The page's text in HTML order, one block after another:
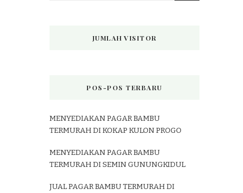
JUMLAH VISITOR
POS-POS TERBARU
MENYEDIAKAN PAGAR BAMBU
TERMURAH DI KOKAP KULON PROGO
MENYEDIAKAN PAGAR BAMBU
TERMURAH DI SEMIN GUNUNGKIDUL
JUAL PAGAR BAMBU TERMURAH DI